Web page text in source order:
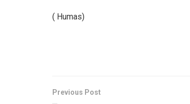
( Humas)
Previous Post